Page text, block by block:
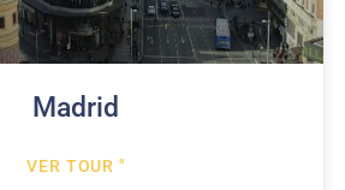
Madrid
VER TOUR "